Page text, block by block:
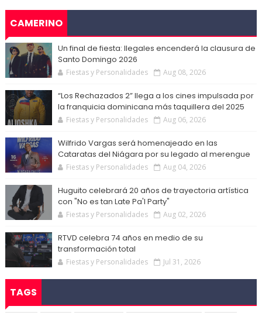
CAMERINO
Un final de fiesta: Ilegales encenderá la clausura de
Santo Domingo 2026
Fiestas y Personalidades Aug 08, 2026
“Los Rechazados 2” llega a los cines impulsada por
la franquicia dominicana más taquillera del 2025
Fiestas y Personalidades Aug 06, 2026
Wilfrido Vargas será homenajeado en las
Cataratas del Niágara por su legado al merengue
Fiestas y Personalidades Aug 04, 2026
Huguito celebrará 20 años de trayectoria artística
con "No es tan Late Pa'l Party"
Fiestas y Personalidades Aug 02, 2026
RTVD celebra 74 años en medio de su
transformación total
Fiestas y Personalidades Jul 31, 2026
TAGS